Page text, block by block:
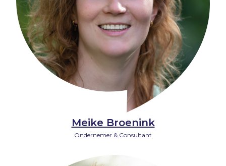
Meike Broenink
Ondernemer & Consultant